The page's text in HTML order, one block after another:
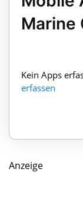
Marine
Kein Apps
erfassen
Anzeige